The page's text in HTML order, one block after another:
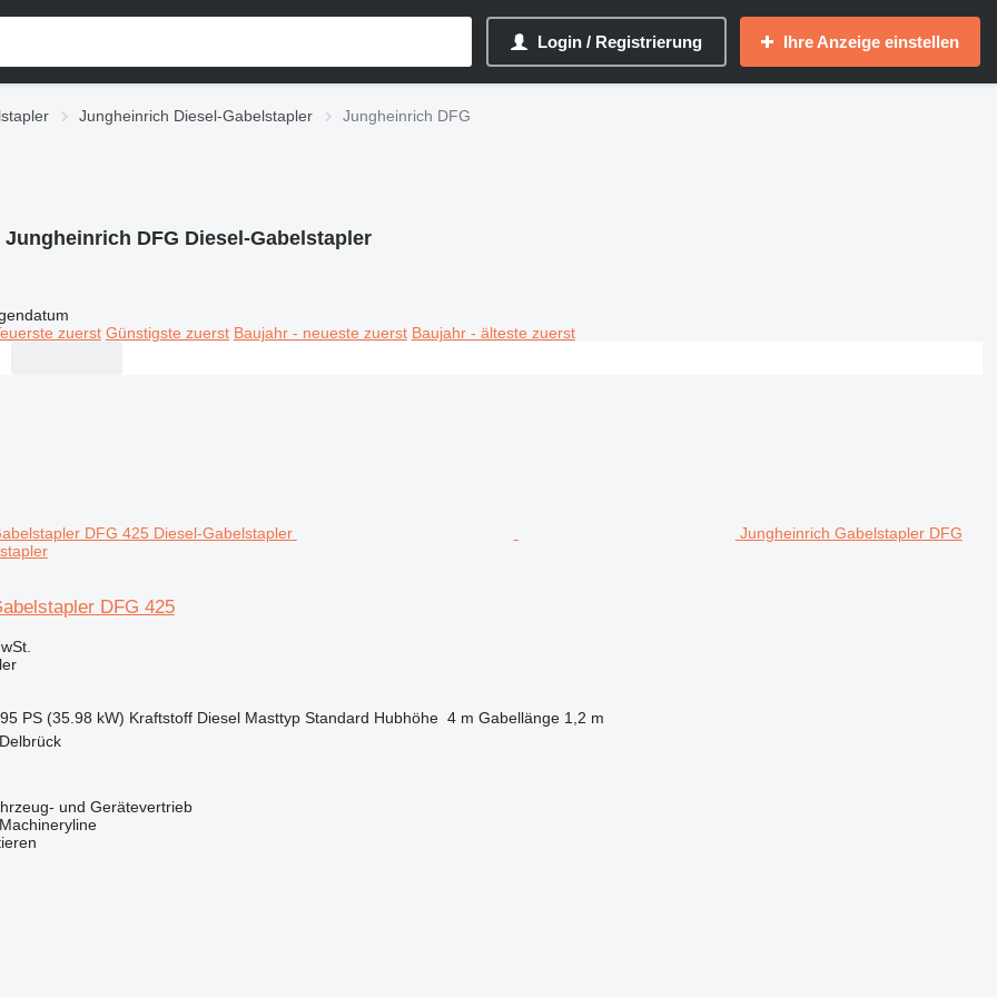
Login / Registrierung Ihre Anzeige einstellen
Jungheinrich Diesel-Gabelstapler Jungheinrich DFG
Jungheinrich DFG Diesel-Gabelstapler
zuerst Günstigste zuerst Baujahr - neueste zuerst Baujahr - älteste zuerst
Jungheinrich Gabelstapler DFG
DFG 425
PS (35.98 kW) Kraftstoff Diesel Masttyp Standard Hubhöhe 4 m Gabellänge 1,2 m
und Gerätevertrieb